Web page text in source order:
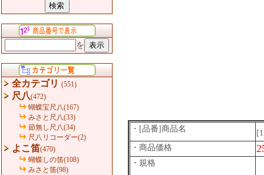
を
全カテゴリ (551)
尺八(472)
蝴蝶宝尺八(167)
みさと尺八(33)
節無し尺八(34)
尺八リコーダー(2)
よこ笛(470)
蝴蝶しの笛(108)
みさと笛(98)
・[品番]商品名
・商品価格
・規格